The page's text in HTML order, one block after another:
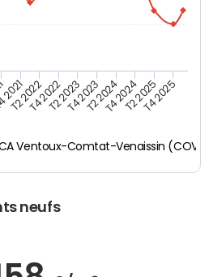
Ventoux-Comtat-Venaissin (COVE)
T2 2022T4 2022T2 2023T4 2023T2 2024T4 2024T2 2025T4 2025
neufs